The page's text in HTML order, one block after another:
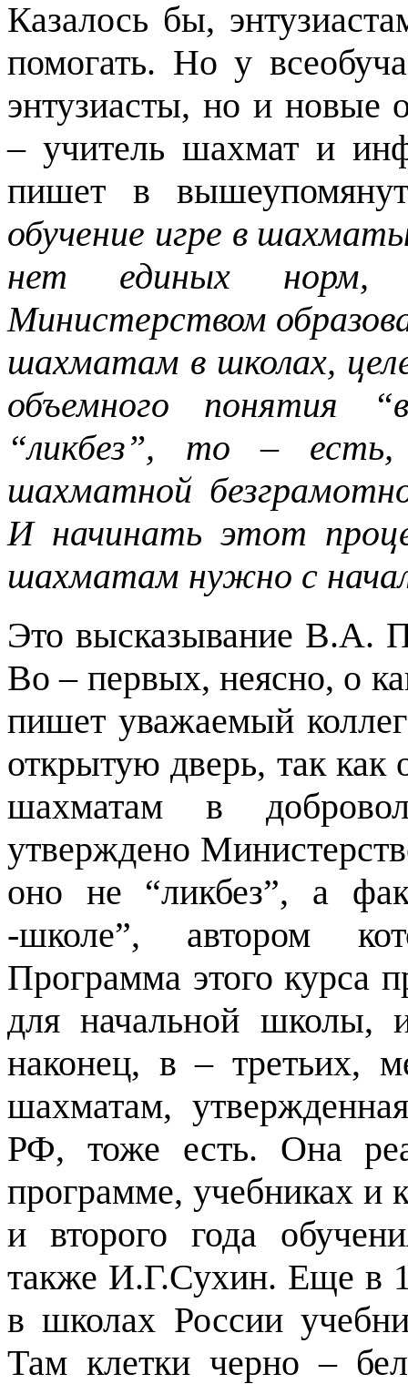
Казалось бы,
помогать. Но у
энтузиасты, но и новые
– учитель шахмат и
пишет в
обучение игре в
нет единых норм,
Министерством
шахматам в школах,
объемного понятия
“ликбез”, то – есть,
шахматной
И начинать этот
шахматам нужно с
Это высказывание В.А.
Во – первых, неясно, о
пишет уважаемый
открытую дверь, так
шахматам в
утверждено
оно не “ликбез”, а
-школе”, автором
Программа этого курса
для начальной школы,
наконец, в – третьих,
шахматам,
РФ, тоже есть. Она
программе, учебниках и
и второго года
также И.Г.Сухин. Еще в
в школах России
Там клетки черно –